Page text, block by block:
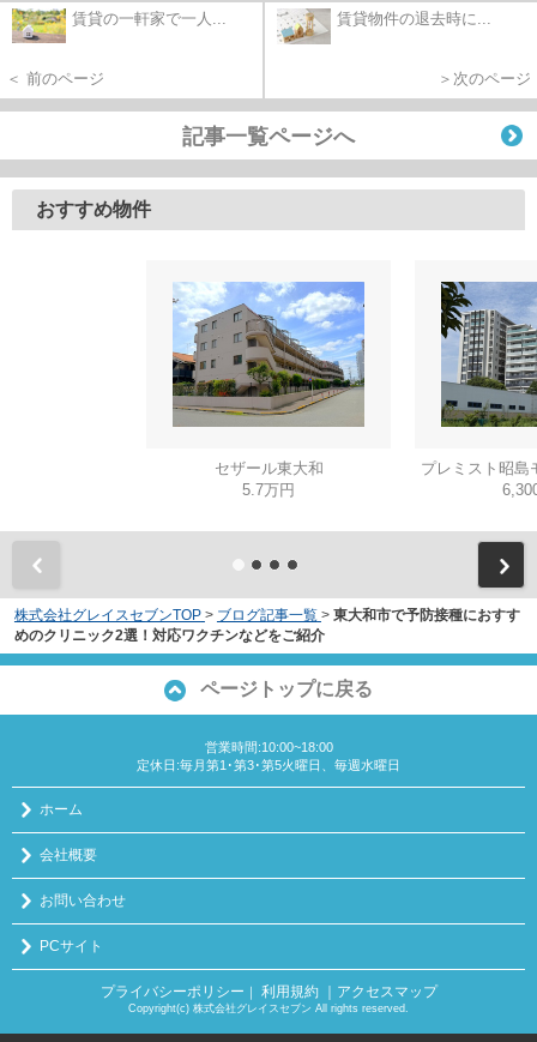
賃貸の一軒家で一人...
＜ 前のページ
賃貸物件の退去時に...
＞次のページ
記事一覧ページへ
おすすめ物件
セザール東大和
5.7万円
プレミスト昭島
株式会社グレイスセブンTOP > ブログ記事一覧 > 東大和市で予防接種におすす
めのクリニック2選！対応ワクチンなどをご紹介
ページトップに戻る
営業時間:10:00~18:00
定休日:毎月第1･第3･第5火曜日、毎週水曜日
ホーム
会社概要
お問い合わせ
PCサイト
プライバシーポリシー ｜ 利用規約 ｜アクセスマップ
Copyright(c) 株式会社グレイスセブン All rights reserved.